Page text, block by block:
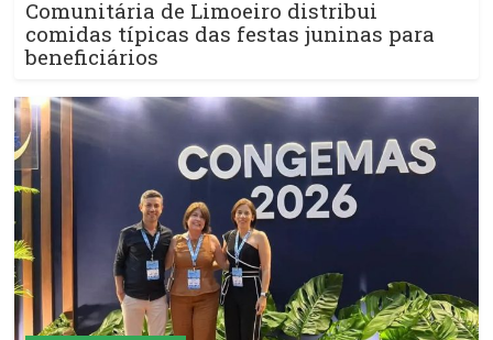
Comunitária de Limoeiro distribui
comidas típicas das festas juninas para
beneficiários